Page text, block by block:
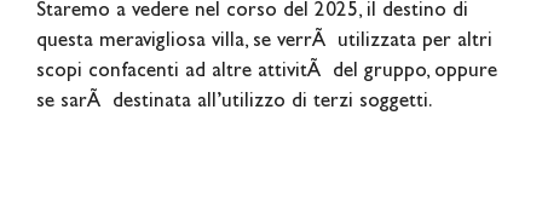
Staremo a vedere nel corso del 2025, il destino di
questa meravigliosa villa, se verrÃ utilizzata per altri
scopi confacenti ad altre attivitÃ del gruppo, oppure
se sarÃ destinata all’utilizzo di terzi soggetti.